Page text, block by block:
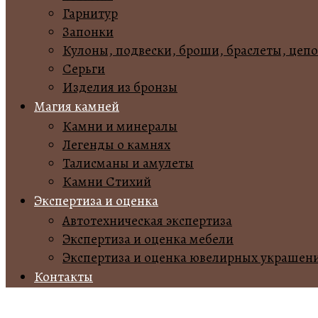
Гарнитур
Запонки
Кулоны, подвески, броши, браслеты,
Серьги
Изделия из бронзы
Магия камней
Камни и минералы
Легенды о камнях
Талисманы и амулеты
Камни Стихий
Экспертиза и оценка
Автотехническая экспертиза
Экспертиза и оценка мебели
Экспертиза и оценка ювелирных
Контакты